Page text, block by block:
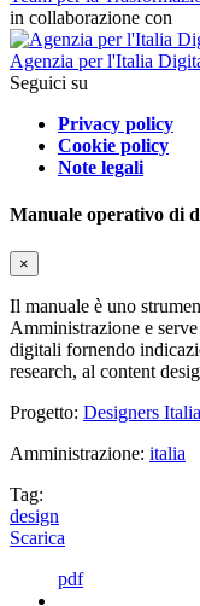
in collaborazione con
Agenzia per l'Italia
Seguici su
Privacy policy
Cookie policy
Note legali
Manuale operativo di
×
Il manuale è uno
Amministrazione e
digitali fornendo
research, al content
Progetto: Designers Italia
Amministrazione: italia
Tag:
design
Scarica
pdf